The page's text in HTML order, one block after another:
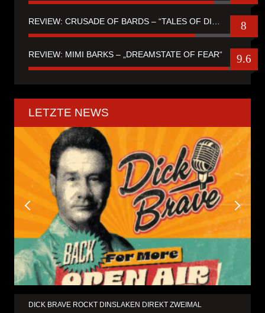
8
REVIEW: MIMI BARKS – „DREAMSTATE OF FEAR“ 9.6
LETZTE NEWS
DICK BRAVE ROCKT DINSLAKEN DIREKT ZWEIMAL